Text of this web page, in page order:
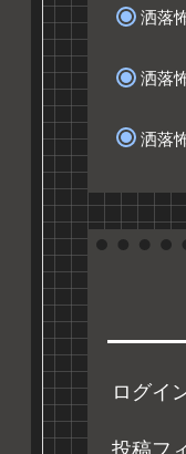
洒落
洒落
洒落
ログイ
投稿フ